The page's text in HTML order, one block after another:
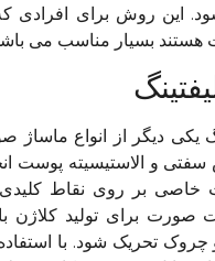
این روش برای افرادی
هستند بسیار مناسب می
یکی دیگر از انواع
و الاستیسیته پوست
خاصی بر روی نقاط
صورت برای تولید کلاژن
تحریک شود. با